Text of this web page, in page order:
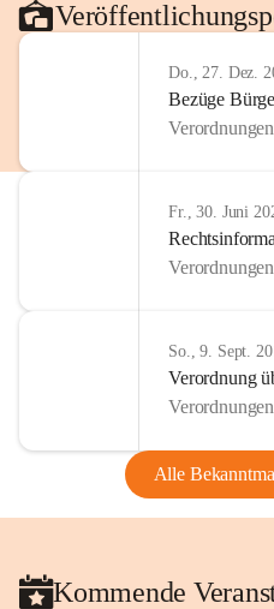
Do., 27. Dez.
Bezüge
Verordnungen
Fr., 30. Juni
Verordnungen
So., 9. Sept.
Verordnung
Verordnungen
Alle
Kommende